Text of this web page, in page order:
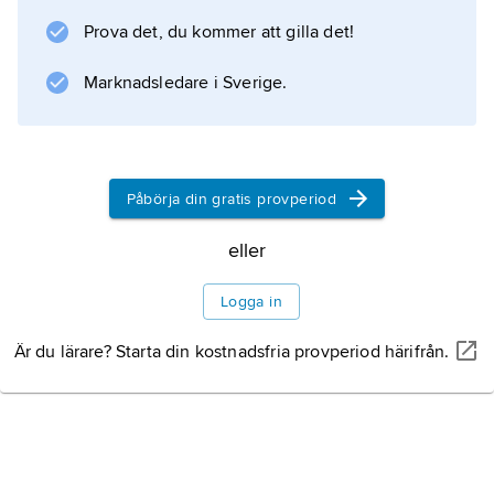
samman med en gles vävnad; de förpuppas
Information om artikeln
Prova det, du kommer att gilla det!
Marknadsledare i Sverige.
Påbörja din gratis provperiod
eller
Logga in
Är du lärare? Starta din kostnadsfria provperiod härifrån.